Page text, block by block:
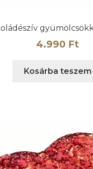
4.990 Ft
Kosárba teszem